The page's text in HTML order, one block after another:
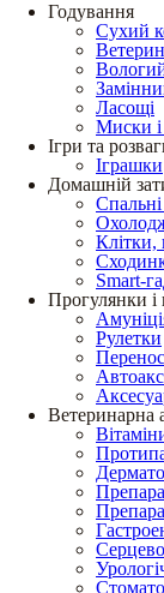
Годування
Сухий
Ласощі
Миски і
Ігри та
Іграшки
Домашній
Клітки,
Smart-
Прогулянки і
Рулетки
Ветеринарна